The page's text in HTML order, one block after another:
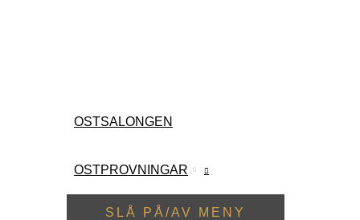
OSTSALONGEN
OSTPROVNINGAR
SLÅ PÅ/AV MENY